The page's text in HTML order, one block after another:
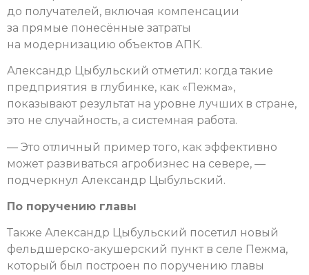
до получателей, включая компенсации
за прямые понесённые затраты
на модернизацию объектов АПК.
Александр Цыбульский отметил: когда такие
предприятия в глубинке, как «Пежма»,
показывают результат на уровне лучших в стране,
это не случайность, а системная работа.
— Это отличный пример того, как эффективно
может развиваться агробизнес на севере, —
подчеркнул Александр Цыбульский.
По поручению главы
Также Александр Цыбульский посетил новый
фельдшерско-акушерский пункт в селе Пежма,
который был построен по поручению главы